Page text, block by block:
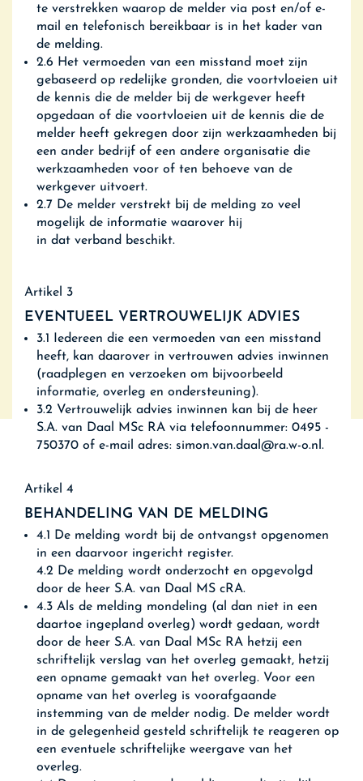
te verstrekken waarop de melder via post en/of e-
mail en telefonisch bereikbaar is in het kader van
de melding.
2.6 Het vermoeden van een misstand moet zijn
gebaseerd op redelijke gronden, die voortvloeien uit
de kennis die de melder bij de werkgever heeft
opgedaan of die voortvloeien uit de kennis die de
melder heeft gekregen door zijn werkzaamheden bij
een ander bedrijf of een andere organisatie die
werkzaamheden voor of ten behoeve van de
werkgever uitvoert.
2.7 De melder verstrekt bij de melding zo veel
mogelijk de informatie waarover hij
in dat verband beschikt.
Artikel 3
EVENTUEEL VERTROUWELIJK ADVIES
3.1 Iedereen die een vermoeden van een misstand
heeft, kan daarover in vertrouwen advies inwinnen
(raadplegen en verzoeken om bijvoorbeeld
informatie, overleg en ondersteuning).
3.2 Vertrouwelijk advies inwinnen kan bij de heer
S.A. van Daal MSc RA via telefoonnummer: 0495 -
750370 of e-mail adres: simon.van.daal@ra.w-o.nl.
Artikel 4
BEHANDELING VAN DE MELDING
4.1 De melding wordt bij de ontvangst opgenomen
in een daarvoor ingericht register.
4.2 De melding wordt onderzocht en opgevolgd
door de heer S.A. van Daal MS cRA.
4.3 Als de melding mondeling (al dan niet in een
daartoe ingepland overleg) wordt gedaan, wordt
door de heer S.A. van Daal MSc RA hetzij een
schriftelijk verslag van het overleg gemaakt, hetzij
een opname gemaakt van het overleg. Voor een
opname van het overleg is voorafgaande
instemming van de melder nodig. De melder wordt
in de gelegenheid gesteld schriftelijk te reageren op
een eventuele schriftelijke weergave van het
overleg.